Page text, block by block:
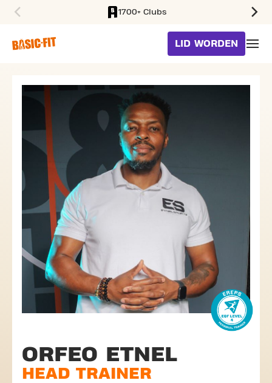
1700+ Clubs
LID WORDEN
ORFEO ETNEL
HEAD TRAINER